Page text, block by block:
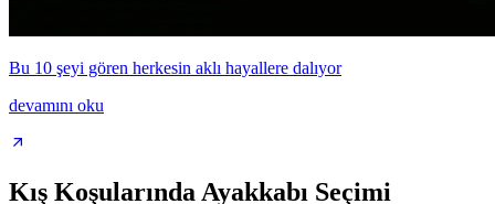
Bu 10 şeyi gören herkesin aklı hayallere dalıyor
devamını oku
Kış Koşularında Ayakkabı Seçimi